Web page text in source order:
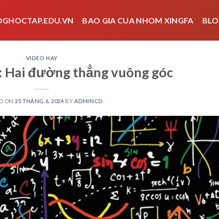
BAO GIA CUA NHOM XINGFA
VIDEO HAY
Hai đường thẳng vuông góc
ON 25 THÁNG 6, 2024 BY ADMINCD